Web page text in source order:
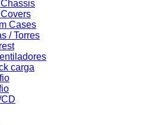
Cases
/ Torres
carga